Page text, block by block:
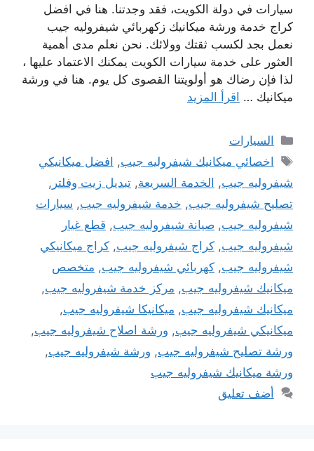
سيارات في دولة الكويت، فقد وجدتنا. هنا في افضل
كراج خدمة ورشة ميكانيك زكهربائي شيفروليه جيب
نعمل بجد لكسب ثقتك وولائك. نحن نعلم مدى أهمية
العثور على خدمة سيارات الكويت يمكنك الاعتماد عليها ،
لذا فإن رضاك ​​هو أولويتنا القصوى كل يوم. هنا في ورشة
ميكانيك … اقرأ المزيد
التصنيفات
السيارات
الوسوم
اخصائي ميكانيك شيفروليه جيب, افضل ميكانيكي
شيفروليه جيب, الخدمة السريعة, تبديل زيت وفلتر ,
تصليح شيفروليه جيب, خدمة شيفروليه جيب, سيارات
شيفروليه جيب, صيانة شيفروليه جيب, قطع غيار
شيفروليه جيب, كراج شيفروليه جيب, كراج ميكانيكي
شيفروليه جيب, كهربائي شيفروليه جيب, متخصص
ميكانيك شيفروليه جيب, مركز خدمة شيفروليه جيب,
ميكانيك شيفروليه جيب, ميكانيكا شيفروليه جيب,
ميكانيكي شيفروليه جيب, ورشة اصلاح شيفروليه جيب,
ورشة تصليح شيفروليه جيب, ورشة شيفروليه جيب,
ورشة ميكانيك شيفروليه جيب
أضف تعليق